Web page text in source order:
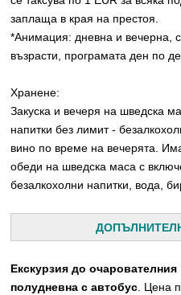
заплаща в края на престоя.
*Анимация: дневна и вечерна,
възрасти, програмата ден по
Хранене:
Закуска и вечеря на шведска
напитки без лимит -
вино по време на вечерята.
обеди на шведска маса с
безалкохолни напитки, вода,
Екскурзия до очарователния
полудневна с автобус . Цена